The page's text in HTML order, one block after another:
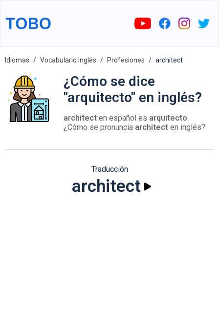
Idiomas Vocabulario Inglés Profesiones architect
¿Cómo se dice
"arquitecto" en inglés?
architect en español es arquitecto.
¿Cómo se pronuncia architect en inglés?
Traducción
architect